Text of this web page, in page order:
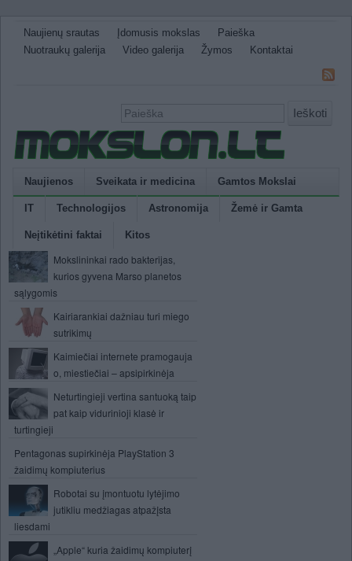
Naujienų srautas Įdomusis mokslas
Paieška
Nuotraukų galerija
Video galerija Žymos Kontaktai
Ieškoti
Naujienos Sveikata ir medicina Gamtos Mokslai
IT Technologijos Astronomija Žemė ir Gamta
Neįtikėtini faktai Kitos
Mokslininkai rado bakterijas,
kurios gyvena Marso planetos
sąlygomis
Kairiarankiai dažniau turi miego
sutrikimų
Kaimiečiai internete pramogauja
o, miestiečiai – apsipirkinėja
Neturtingieji vertina santuoką taip
pat kaip vidurinioji klasė ir
turtingieji
Pentagonas supirkinėja PlayStation 3
žaidimų kompiuterius
Robotai su įmontuotu lytėjimo
jutikliu medžiagas atpažįsta
liesdami
„Apple“ kuria žaidimų kompiuterį